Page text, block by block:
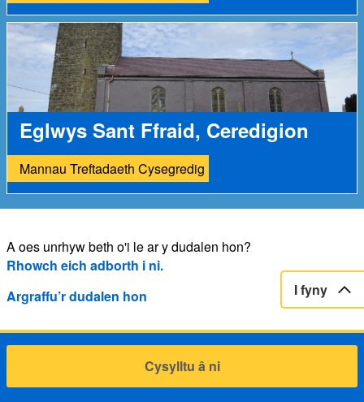
Eglwys Sant Ffraid, Ceredigion
Mannau Treftadaeth Cysegredig
A oes unrhyw beth o'i le ar y dudalen hon?
Rhowch eich adborth i ni.
Argraffu’r dudalen hon
I fyny
Cysylltu â ni